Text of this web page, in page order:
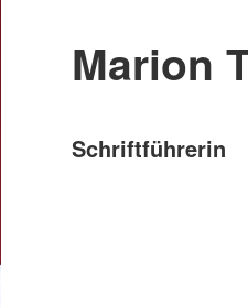
Marion
Schriftführerin